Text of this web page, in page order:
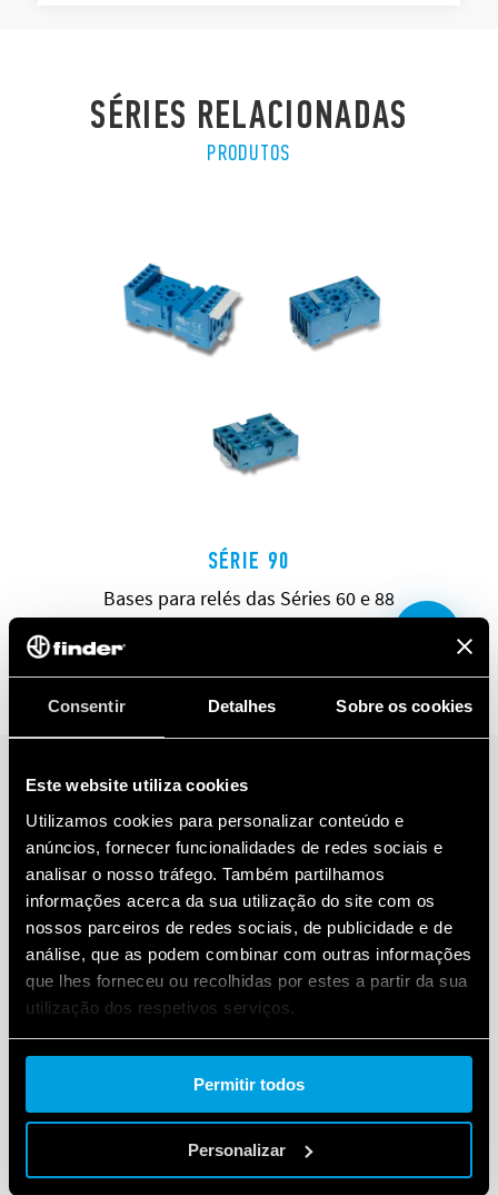
Consentir Detalhes Sobre os cookies
Este website utiliza cookies
Utilizamos cookies para personalizar conteúdo e
anúncios, fornecer funcionalidades de redes sociais e
analisar o nosso tráfego. Também partilhamos
informações acerca da sua utilização do site com os
nossos parceiros de redes sociais, de publicidade e de
análise, que as podem combinar com outras informações
que lhes forneceu ou recolhidas por estes a partir da sua
utilização dos respetivos serviços.
Cookie policy.
Permitir todos
Personalizar
SÉRIES RELACIONADAS
PRODUTOS
SÉRIE 90
Bases para relés das Séries 60 e 88